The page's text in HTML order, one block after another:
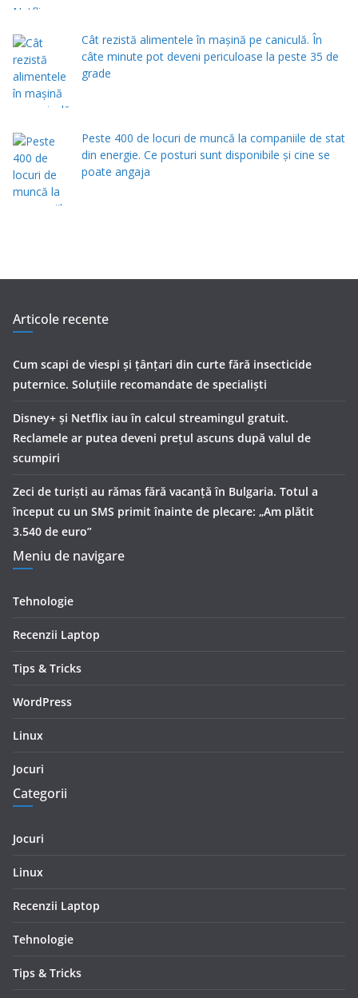
Cât rezistă alimentele în mașină pe caniculă. În
câte minute pot deveni periculoase la peste 35 de
grade
Peste 400 de locuri de muncă la companiile de stat
din energie. Ce posturi sunt disponibile și cine se
poate angaja
Articole recente
Cum scapi de viespi și țânțari din curte fără insecticide
puternice. Soluțiile recomandate de specialiști
Disney+ și Netflix iau în calcul streamingul gratuit.
Reclamele ar putea deveni prețul ascuns după valul de
scumpiri
Zeci de turiști au rămas fără vacanță în Bulgaria. Totul a
început cu un SMS primit înainte de plecare: „Am plătit
3.540 de euro”
Meniu de navigare
Tehnologie
Recenzii Laptop
Tips & Tricks
WordPress
Linux
Jocuri
Categorii
Jocuri
Linux
Recenzii Laptop
Tehnologie
Tips & Tricks